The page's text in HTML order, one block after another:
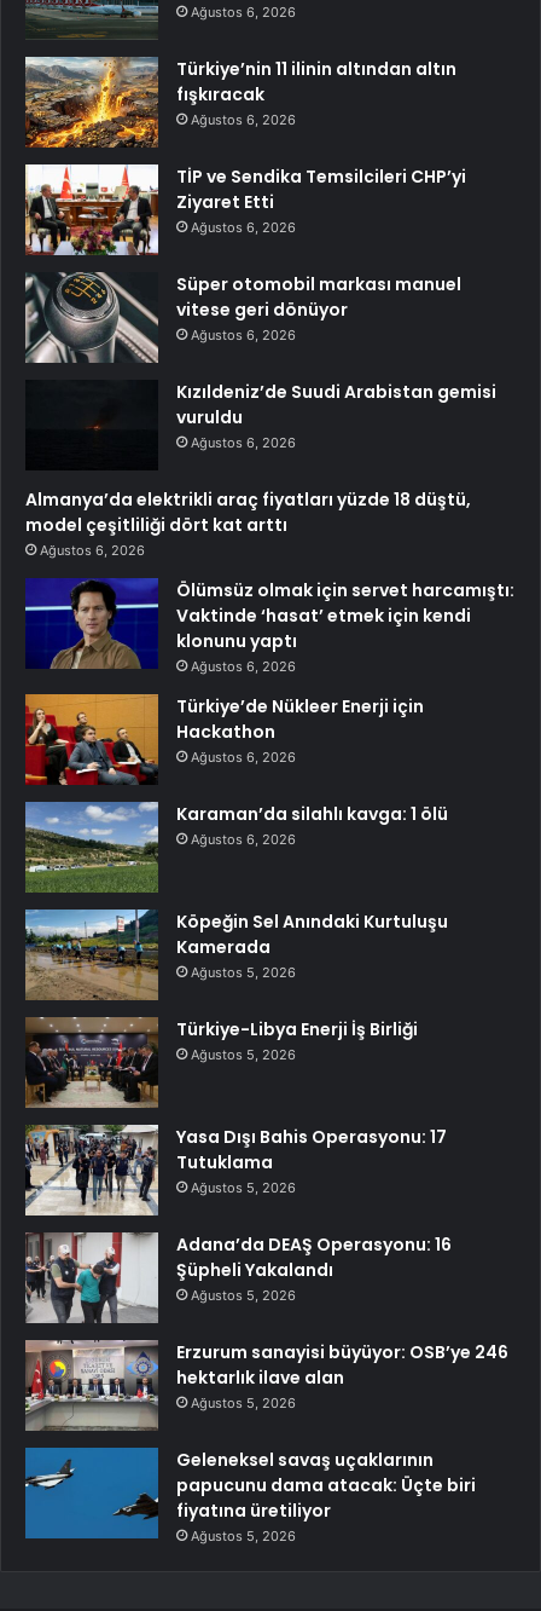
Ağustos 6, 2026
Türkiye’nin 11 ilinin altından altın
fışkıracak
Ağustos 6, 2026
TİP ve Sendika Temsilcileri CHP’yi
Ziyaret Etti
Ağustos 6, 2026
Süper otomobil markası manuel
vitese geri dönüyor
Ağustos 6, 2026
Kızıldeniz’de Suudi Arabistan gemisi
vuruldu
Ağustos 6, 2026
Almanya’da elektrikli araç fiyatları yüzde 18 düştü,
model çeşitliliği dört kat arttı
Ağustos 6, 2026
Ölümsüz olmak için servet harcamıştı:
Vaktinde ‘hasat’ etmek için kendi
klonunu yaptı
Ağustos 6, 2026
Türkiye’de Nükleer Enerji için
Hackathon
Ağustos 6, 2026
Karaman’da silahlı kavga: 1 ölü
Ağustos 6, 2026
Köpeğin Sel Anındaki Kurtuluşu
Kamerada
Ağustos 5, 2026
Türkiye-Libya Enerji İş Birliği
Ağustos 5, 2026
Yasa Dışı Bahis Operasyonu: 17
Tutuklama
Ağustos 5, 2026
Adana’da DEAŞ Operasyonu: 16
Şüpheli Yakalandı
Ağustos 5, 2026
Erzurum sanayisi büyüyor: OSB’ye 246
hektarlık ilave alan
Ağustos 5, 2026
Geleneksel savaş uçaklarının
papucunu dama atacak: Üçte biri
fiyatına üretiliyor
Ağustos 5, 2026